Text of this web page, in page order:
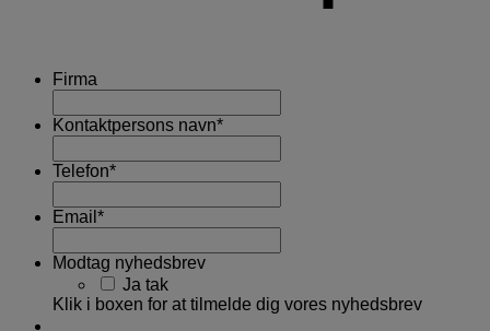
Firma
Kontaktpersons navn*
Telefon*
Email *
Modtag nyhedsbrev
Ja tak
Klik i boxen for at tilmelde dig vores nyhedsbrev